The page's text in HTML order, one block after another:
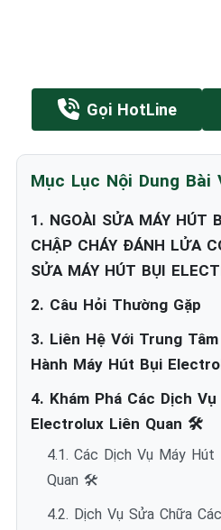
Gọi HotLine
Mục Lục Nội Dung Bài
1. NGOÀI SỬA MÁY HÚT
CHẬP CHÁY ĐÁNH LỬA
SỬA MÁY HÚT BỤI
2. Câu Hỏi Thường Gặp
3. Liên Hệ Với Trung
Hành Máy Hút Bụi
4. Khám Phá Các Dịch
Electrolux Liên Quan 🛠️
4.1. Các Dịch Vụ Máy
Quan 🛠️
4.2. Dịch Vụ Sửa Chữa